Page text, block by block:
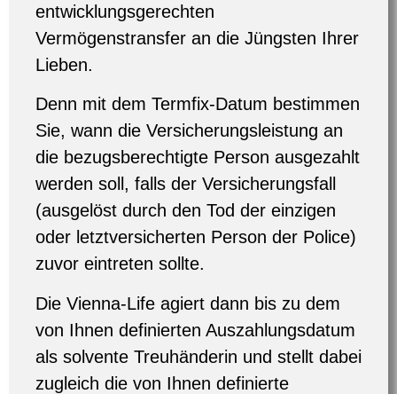
entwicklungsgerechten
Vermögenstransfer an die Jüngsten Ihrer
Lieben.
Denn mit dem Termfix-Datum bestimmen
Sie, wann die Versicherungsleistung an
die bezugsberechtigte Person ausgezahlt
werden soll, falls der Versicherungsfall
(ausgelöst durch den Tod der einzigen
oder letztversicherten Person der Police)
zuvor eintreten sollte.
Die Vienna-Life agiert dann bis zu dem
von Ihnen definierten Auszahlungsdatum
als solvente Treuhänderin und stellt dabei
zugleich die von Ihnen definierte